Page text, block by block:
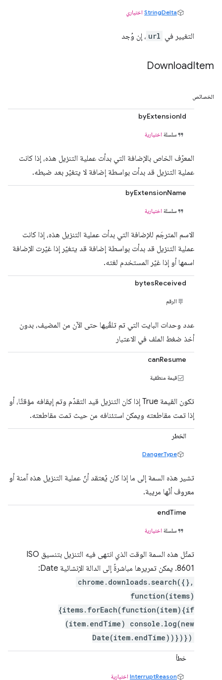
StringDelta اختياري
التغيير في url ، إن وُجد
DownloadItem
الخصائص
byExtensionId
سلسلة اختيارية
المعرّف الخاص بالإضافة التي بدأت عملية التنزيل هذه، إذا كانت
عملية التنزيل قد بدأت بواسطة إضافة لا يتغيّر بعد ضبطه.
byExtensionName
سلسلة اختيارية
الاسم المترجَم للإضافة التي بدأت عملية التنزيل هذه، إذا كانت
عملية التنزيل قد بدأت بواسطة إضافة قد يتغيّر إذا غيّرت الإضافة
اسمها أو إذا غيّر المستخدم لغته.
bytesReceived
الرقم
عدد وحدات البايت التي تم تلقّيها حتى الآن من المضيف، بدون
أخذ ضغط الملف في الاعتبار
canResume
قيمة منطقية
تكون القيمة True إذا كان التنزيل قيد التقدّم وتم إيقافه مؤقتًا، أو
إذا تمت مقاطعته ويمكن استئنافه من حيث تمت مقاطعته.
الخطر
DangerType
تشير هذه السمة إلى ما إذا كان يُعتقد أنّ عملية التنزيل هذه آمنة أو
معروف أنّها مريبة.
endTime
سلسلة اختيارية
تمثّل هذه السمة الوقت الذي انتهى فيه التنزيل بتنسيق ISO
8601. يمكن تمريرها مباشرةً إلى الدالة الإنشائية Date:
chrome.downloads.search({},
function(items)
{items.forEach(function(item){if
(item.endTime) console.log(new
Date(item.endTime))})})
خطأ
InterruptReason اختيارية